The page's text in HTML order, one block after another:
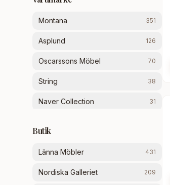
Montana 351
Asplund 126
Oscarssons Möbel 70
String 38
Naver Collection 31
Butik
Länna Möbler 431
Nordiska Galleriet 209